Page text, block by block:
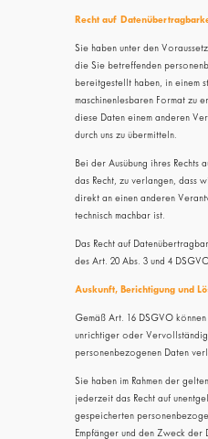
Recht auf
Sie haben unter den
die Sie betreffenden
bereitgestellt haben, in einem
maschinenlesbaren Format zu
diese Daten einem anderen
durch uns zu übermitteln.
Bei der Ausübung ihres Rechts
das Recht, zu verlangen, dass
direkt an einen anderen
technisch machbar ist.
Das Recht auf
des Art. 20 Abs. 3 und 4
Auskunft, Berichtigung und
Gemäß Art. 16 DSGVO
unrichtiger oder
personenbezogenen Daten
Sie haben im Rahmen der
jederzeit das Recht auf
gespeicherten
Empfänger und den Zweck der